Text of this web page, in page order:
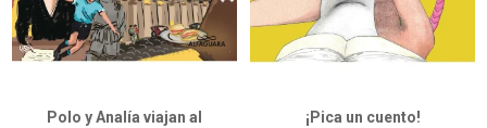
Polo y Analía viajan al
¡Pica un cuento!